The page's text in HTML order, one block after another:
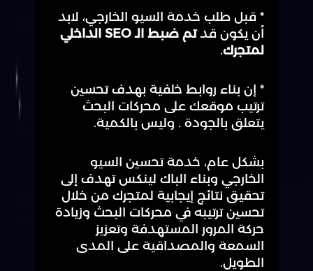
* قبل طلب خدمة السيو الخارجي، لابد
أن يكون قد
تم ضبط الـ SEO الداخلي
لمتجرك.
* إن بناء روابط خلفية بهدف تحسين
ترتيب موقعك على محركات البحث
يتعلق بالجودة . وليس بالكمية.
بشكل عام، خدمة تحسين السيو
الخارجي وبناء الباك لينكس تهدف إلى
تحقيق نتائج إيجابية لمتجرك من خلال
تحسين ترتيبه في محركات البحث وزيادة
حركة المرور المستهدفة وتعزيز
السمعة والمصداقية على المدى
الطويل.